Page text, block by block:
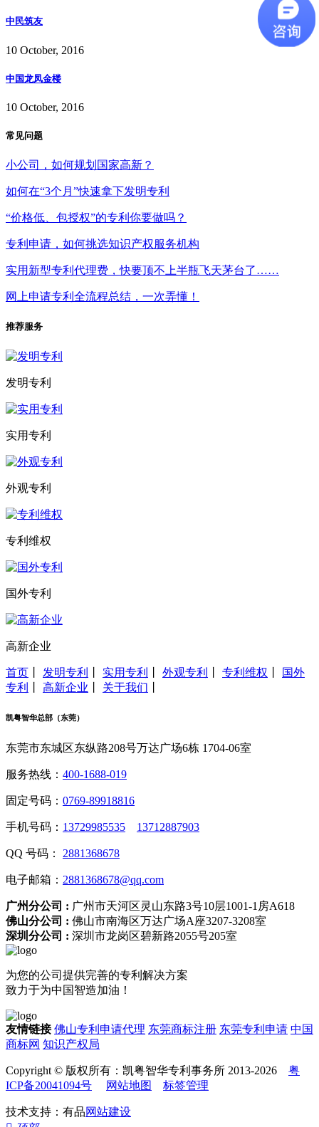
中民筑友
10 October, 2016
中国龙凤金楼
10 October, 2016
常见问题
小公司，如何规划国家高新？
如何在“3个月”快速拿下发明专利
“价格低、包授权”的专利你要做吗？
专利申请，如何挑选知识产权服务机构
实用新型专利代理费，快要顶不上半瓶飞天茅台了……
网上申请专利全流程总结，一次弄懂！
推荐服务
发明专利
实用专利
外观专利
专利维权
国外专利
高新企业
首页 发明专利 实用专利 外观专利 专利维权
国外
专利
高新企业 关于我们
凯粤智华总部（东莞）
东莞市东城区东纵路208号万达广场6栋 1704-06室
服务热线： 400-1688-019
固定号码： 0769-89918816
手机号码： 13729985535 13712887903
QQ 号码： 2881368678
电子邮箱： 2881368678@qq.com
广州分公司 : 广州市天河区灵山东路3号10层1001-1房A618
佛山分公司 : 佛山市南海区万达广场A座3207-3208室
深圳分公司 : 深圳市龙岗区碧新路2055号205室
为您的公司提供完善的专利解决方案
致力于为中国智造加油！
友情链接 佛山专利申请代理 东莞商标注册 东莞专利申请 中国
商标网 知识产权局
Copyright © 版权所有：凯粤智华专利事务所 2013-2026 粤
ICP备20041094号
网站地图 标签管理
技术支持：有品网站建设